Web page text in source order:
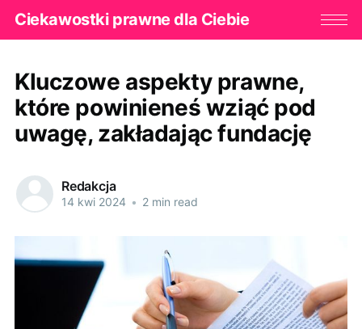
Ciekawostki prawne dla Ciebie
Kluczowe aspekty prawne,
które powinieneś wziąć pod
uwagę, zakładając fundację
Redakcja
14 kwi 2024 • 2 min read